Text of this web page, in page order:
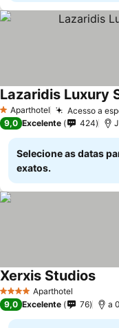
1 Estrelas
Aparthotel Acesso a
Lazaridis Luxury
9,0 Excelente 424
Selecione as datas
exatos.
4 EstrelasAparthotel
Xerxis Studios
9,0 Excelente 76 a